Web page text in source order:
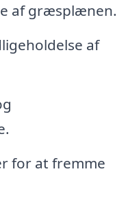
af græsplænen.
af
for at fremme